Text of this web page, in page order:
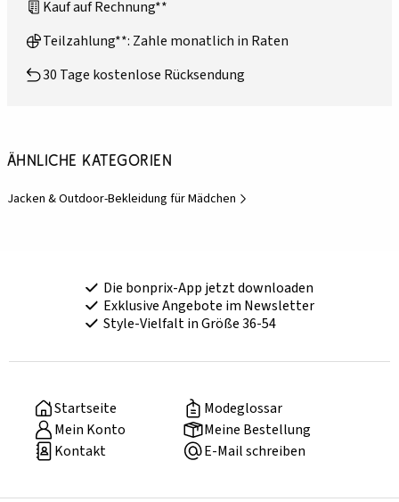
Kauf auf Rechnung**
Teilzahlung**: Zahle monatlich in Raten
30 Tage kostenlose Rücksendung
Ähnliche Kategorien
Jacken & Outdoor-Bekleidung für Mädchen
Die bonprix-App jetzt downloaden
Exklusive Angebote im Newsletter
Style-Vielfalt in Größe 36-54
Startseite
Modeglossar
Mein Konto
Meine Bestellung
Kontakt
E-Mail schreiben